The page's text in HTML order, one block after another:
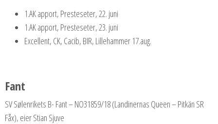
1.AK apport, Presteseter, 22. juni
1.AK apport, Presteseter, 23. juni
Excellent, CK, Cacib, BIR, Lillehammer 17.aug.
Fant
SV Sølenrikets B- Fant – NO31859/18 (Landinernas Queen – Pitkän SR
Fåx), eier Stian Sjuve